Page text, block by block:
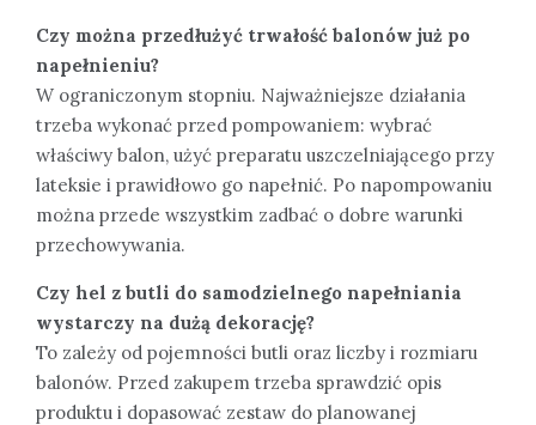
Czy można przedłużyć trwałość balonów już po
napełnieniu?
W ograniczonym stopniu. Najważniejsze działania
trzeba wykonać przed pompowaniem: wybrać
właściwy balon, użyć preparatu uszczelniającego przy
lateksie i prawidłowo go napełnić. Po napompowaniu
można przede wszystkim zadbać o dobre warunki
przechowywania.
Czy hel z butli do samodzielnego napełniania
wystarczy na dużą dekorację?
To zależy od pojemności butli oraz liczby i rozmiaru
balonów. Przed zakupem trzeba sprawdzić opis
produktu i dopasować zestaw do planowanej